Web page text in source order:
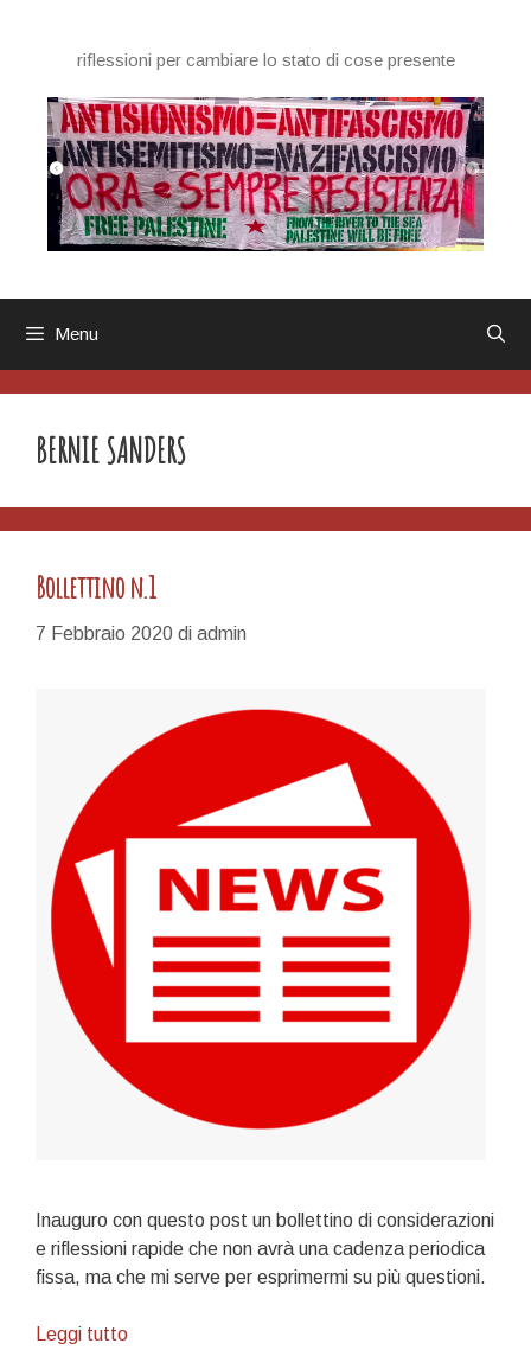
contenutoriflessioni per cambiare lo stato di cose presente
Menu
BERNIE SANDERS
Bollettino n.1
7 Febbraio 2020 di admin
Inauguro con questo post un bollettino di considerazioni
e riflessioni rapide che non avrà una cadenza periodica
fissa, ma che mi serve per esprimermi su più questioni.
Leggi tuttoBollettino